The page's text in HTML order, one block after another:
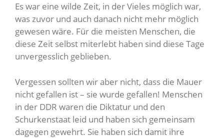
Es war eine wilde Zeit, in der Vieles möglich war,
was zuvor und auch danach nicht mehr möglich
gewesen wäre. Für die meisten Menschen, die
diese Zeit selbst miterlebt haben sind diese Tage
unvergesslich geblieben.
Vergessen sollten wir aber nicht, dass die Mauer
nicht gefallen ist – sie wurde gefallen! Menschen
in der DDR waren die Diktatur und den
Schurkenstaat leid und haben sich gemeinsam
dagegen gewehrt. Sie haben sich damit ihre